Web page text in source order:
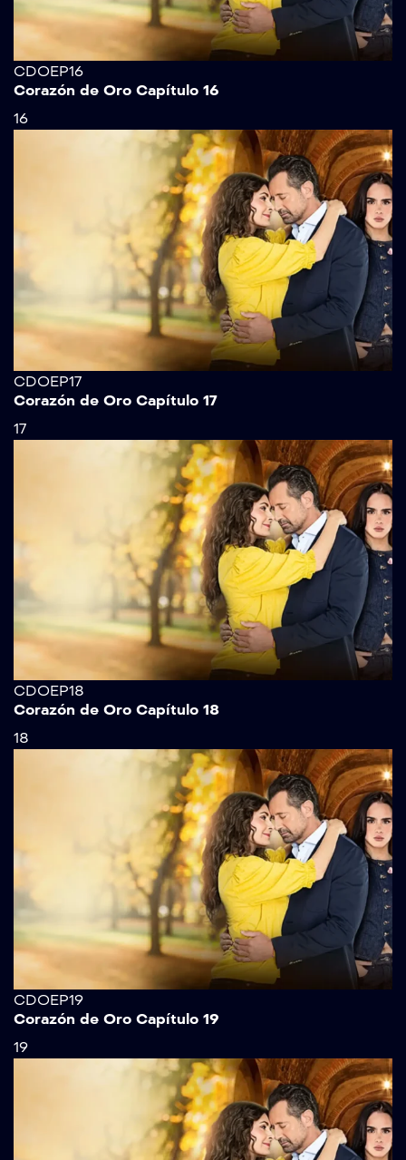
CDOEP16
Corazón de Oro Capítulo 16
16
CDOEP17
Corazón de Oro Capítulo 17
17
CDOEP18
Corazón de Oro Capítulo 18
18
CDOEP19
Corazón de Oro Capítulo 19
19